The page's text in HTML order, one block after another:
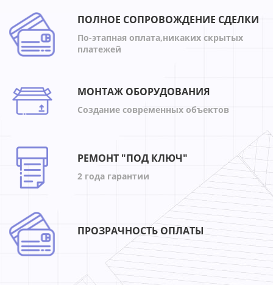
ПОЛНОЕ СОПРОВОЖДЕНИЕ СДЕЛКИ
По-этапная оплата,никаких скрытых
платежей
МОНТАЖ ОБОРУДОВАНИЯ
Создание современных объектов
РЕМОНТ "ПОД КЛЮЧ"
2 года гарантии
ПРОЗРАЧНОСТЬ ОПЛАТЫ